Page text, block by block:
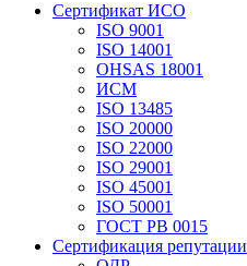
Сертификат ИСО
ISO 9001
ISO 14001
OHSAS 18001
ИСМ
ISO 13485
ISO 20000
ISO 22000
ISO 29001
ISO 45001
ISO 50001
ГОСТ РВ 0015
Сертификация репутации